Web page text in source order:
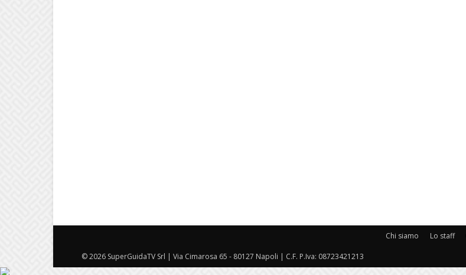
Chi siamo Lo staff
© 2026 SuperGuidaTV Srl | Via Cimarosa 65 - 80127 Napoli | C.F. P.Iva: 08723421213